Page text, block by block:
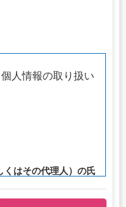
人情報の取り扱い
くはその代理人）の氏